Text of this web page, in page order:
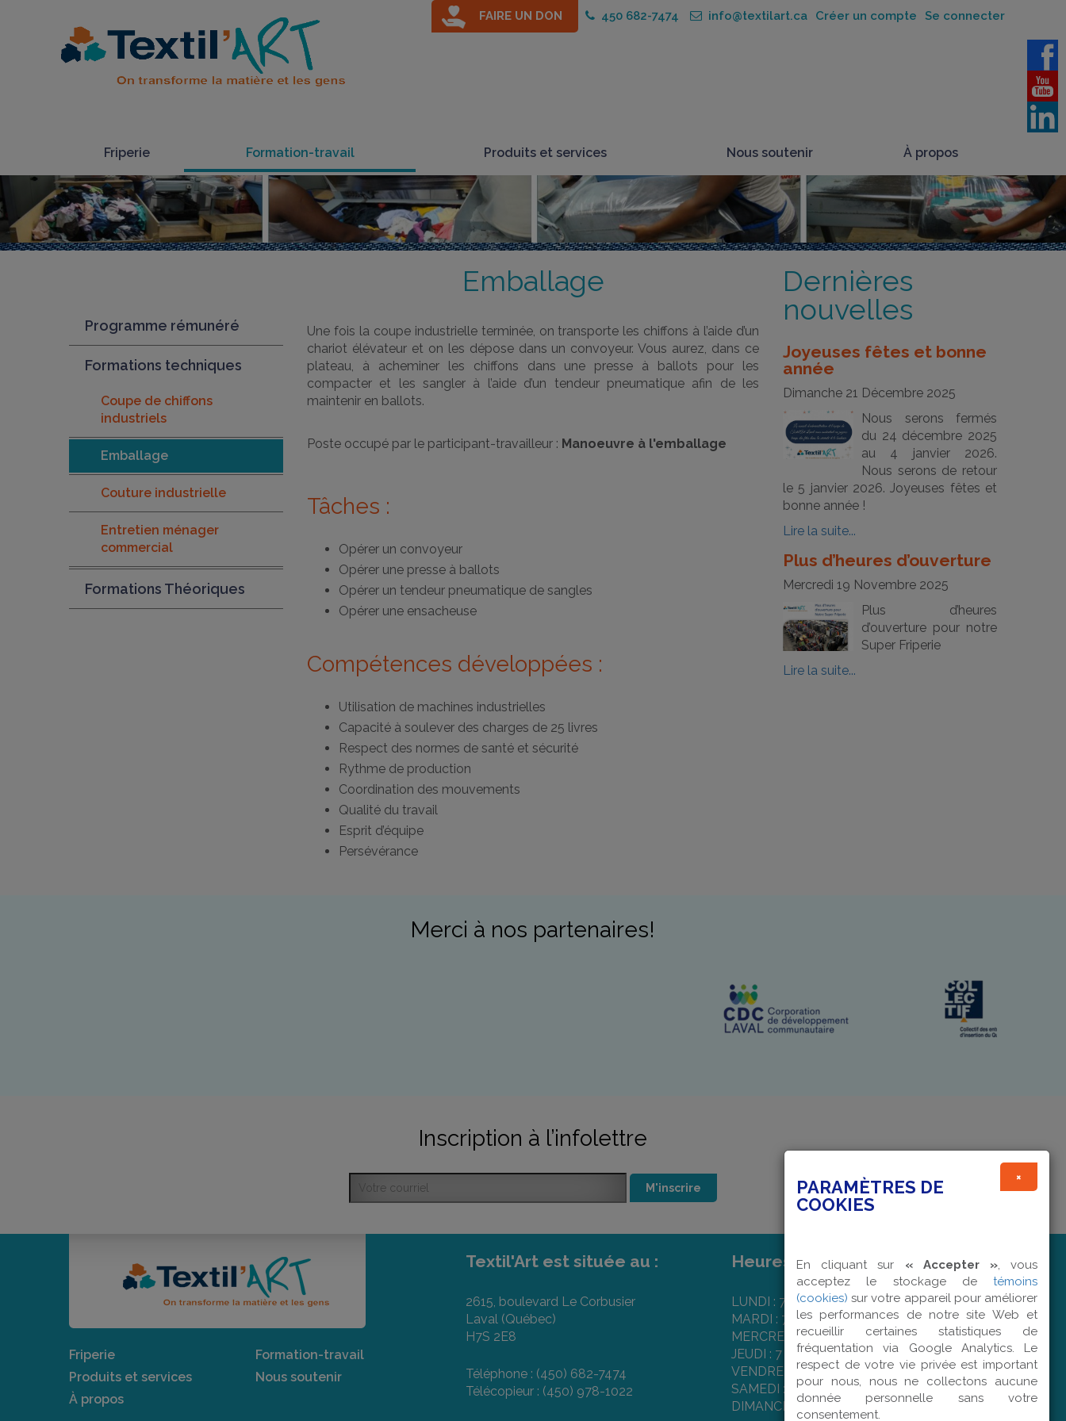
FAIRE UN DON 450 682-7474 info@textilart.ca Créer un compte Se connecter
Friperie Formation-travail Produits et services Nous soutenir À propos
Programme rémunéré
Formations techniques
Coupe de chiffons
industriels
Emballage
Couture industrielle
Entretien ménager
commercial
Formations Théoriques
Emballage
Une fois la coupe industrielle terminée, on transporte les chiffons à l’aide d’un
chariot élévateur et on les dépose dans un convoyeur. Vous aurez, dans ce
plateau, à acheminer les chiffons dans une presse à ballots pour les
compacter et les sangler à l’aide d’un tendeur pneumatique afin de les
maintenir en ballots.
Poste occupé par le participant-travailleur : Manoeuvre à l'emballage
Tâches :
Opérer un convoyeur
Opérer une presse à ballots
Opérer un tendeur pneumatique de sangles
Opérer une ensacheuse
Compétences développées :
Utilisation de machines industrielles
Capacité à soulever des charges de 25 livres
Respect des normes de santé et sécurité
Rythme de production
Coordination des mouvements
Qualité du travail
Esprit d’équipe
Persévérance
Dernières
nouvelles
Joyeuses fêtes et bonne
année
Dimanche 21 Décembre 2025
Nous serons fermés
du 24 décembre 2025
au 4 janvier 2026.
Nous serons de retour
le 5 janvier 2026. Joyeuses fêtes et
bonne année !
Lire la suite...
Plus d’heures d’ouverture
Mercredi 19 Novembre 2025
Plus d’heures
d’ouverture pour notre
Super Friperie
Lire la suite...
Merci à nos partenaires!
Inscription à l’infolettre
M'inscrire
Friperie
Formation-travail
Produits et services
Nous soutenir
À propos
Textil'Art est située au :
2615, boulevard Le Corbusier
Laval (Québec)
H7S 2E8
Téléphone : (450) 682-7474
Télécopieur : (450) 978-1022
Heures d'ouverture :
LUNDI : 7 h 50 à 16 h 00
MARDI : 7 h 50 à 16 h 00
MERCREDI : 7 h 50 à 16 h 00
JEUDI : 7 h 50 à 16 h 00
VENDREDI : 7 h 50 à 12 h 00
SAMEDI : Fermé
DIMANCHE : Fermé
×
PARAMÈTRES DE
COOKIES
En cliquant sur « Accepter », vous
acceptez le stockage de témoins
(cookies) sur votre appareil pour améliorer
les performances de notre site Web et
recueillir certaines statistiques de
fréquentation via Google Analytics. Le
respect de votre vie privée est important
pour nous, nous ne collectons aucune
donnée personnelle sans votre
consentement.